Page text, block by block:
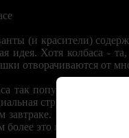
(и красители)
идея. Хотя колбаса -
отворачиваются от
так популярна? По-
структура
завтраке. К тому и
более это пришлось по